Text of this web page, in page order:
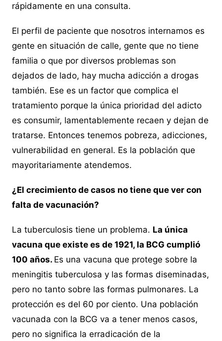
rápidamente en una consulta.
El perfil de paciente que nosotros internamos es
gente en situación de calle, gente que no tiene
familia o que por diversos problemas son
dejados de lado, hay mucha adicción a drogas
también. Ese es un factor que complica el
tratamiento porque la única prioridad del adicto
es consumir, lamentablemente recaen y dejan de
tratarse. Entonces tenemos pobreza, adicciones,
vulnerabilidad en general. Es la población que
mayoritariamente atendemos.
¿El crecimiento de casos no tiene que ver con
falta de vacunación?
La tuberculosis tiene un problema. La única
vacuna que existe es de 1921, la BCG cumplió
100 años. Es una vacuna que protege sobre la
meningitis tuberculosa y las formas diseminadas,
pero no tanto sobre las formas pulmonares. La
protección es del 60 por ciento. Una población
vacunada con la BCG va a tener menos casos,
pero no significa la erradicación de la